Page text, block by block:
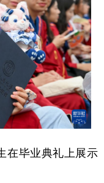
毕业典礼上展示